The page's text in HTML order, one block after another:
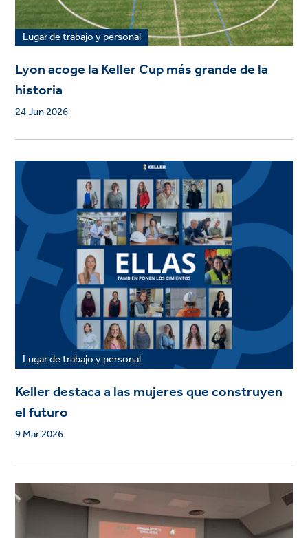
Lugar de trabajo y personal
Lyon acoge la Keller Cup más grande de la
historia
24 Jun 2026
Lugar de trabajo y personal
Keller destaca a las mujeres que construyen
el futuro
9 Mar 2026